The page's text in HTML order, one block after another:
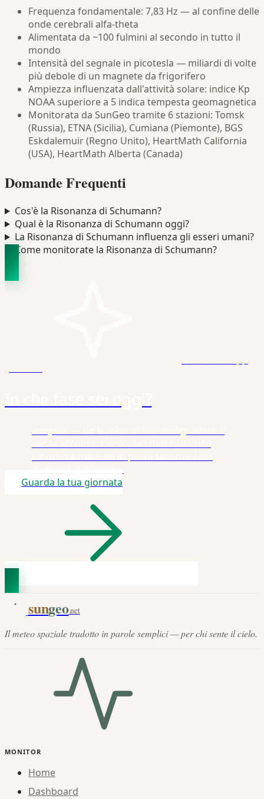
Frequenza fondamentale: 7,83 Hz — al confine delle
onde cerebrali alfa-theta
Alimentata da ~100 fulmini al secondo in tutto il
mondo
Intensità del segnale in picotesla — miliardi di volte
più debole di un magnete da frigorifero
Ampiezza influenzata dall'attività solare: indice Kp
NOAA superiore a 5 indica tempesta geomagnetica
Monitorata da SunGeo tramite 6 stazioni: Tomsk
(Russia), ETNA (Sicilia), Cumiana (Piemonte), BGS
Eskdalemuir (Regno Unito), HeartMath California
(USA), HeartMath Alberta (Canada)
Domande Frequenti
Cos'è la Risonanza di Schumann?
Qual è la Risonanza di Schumann oggi?
La Risonanza di Schumann influenza gli esseri umani?
Come monitorate la Risonanza di Schumann?
Guarda la tua giornata
sungeo.net
Il meteo spaziale tradotto in parole semplici — per chi sente il cielo.
MONITOR
Home
Dashboard